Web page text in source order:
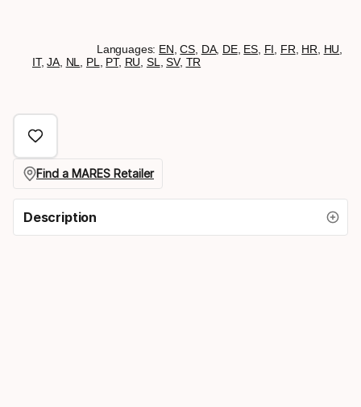
Languages: EN ,CS DA, DE, ES, FI FR HR HU
IT,JA, NL PL PT, RU SL ,SV, TR
Find a MARES Retailer
Description